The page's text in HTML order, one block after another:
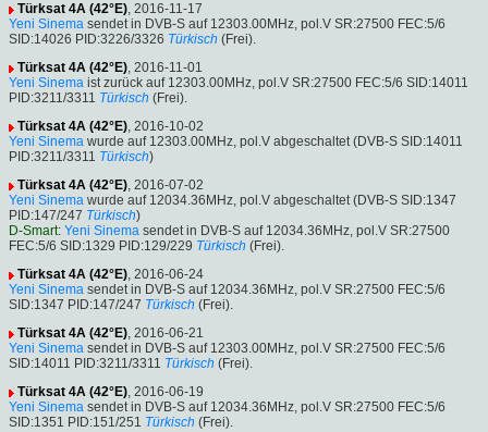
Türksat 4A (42°E), 2016-11-17
Yeni Sinema sendet in DVB-S auf 12303.00MHz, pol.V SR:27500 FEC:5/6
SID:14026 PID:3226/3326 Türkisch (Frei).
Türksat 4A (42°E), 2016-11-01
Yeni Sinema ist zurück auf 12303.00MHz, pol.V SR:27500 FEC:5/6 SID:14011
PID:3211/3311 Türkisch (Frei).
Türksat 4A (42°E), 2016-10-02
Yeni Sinema wurde auf 12303.00MHz, pol.V abgeschaltet (DVB-S SID:14011
PID:3211/3311 Türkisch)
Türksat 4A (42°E), 2016-07-02
Yeni Sinema wurde auf 12034.36MHz, pol.V abgeschaltet (DVB-S SID:1347
PID:147/247 Türkisch)
D-Smart: Yeni Sinema sendet in DVB-S auf 12034.36MHz, pol.V SR:27500
FEC:5/6 SID:1329 PID:129/229 Türkisch (Frei).
Türksat 4A (42°E), 2016-06-24
Yeni Sinema sendet in DVB-S auf 12034.36MHz, pol.V SR:27500 FEC:5/6
SID:1347 PID:147/247 Türkisch (Frei).
Türksat 4A (42°E), 2016-06-21
Yeni Sinema sendet in DVB-S auf 12303.00MHz, pol.V SR:27500 FEC:5/6
SID:14011 PID:3211/3311 Türkisch (Frei).
Türksat 4A (42°E), 2016-06-19
Yeni Sinema sendet in DVB-S auf 12034.36MHz, pol.V SR:27500 FEC:5/6
SID:1351 PID:151/251 Türkisch (Frei).